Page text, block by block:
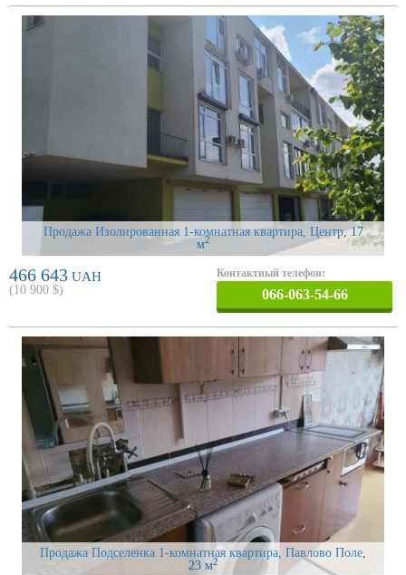
Продажа Изолированная 1-комнатная квартира, Центр, 17
м2
466 643 UAH
(10 900 $)
Контактный телефон:
066-063-54-66
Продажа Подселенка 1-комнатная квартира, Павлово Поле
23 м2